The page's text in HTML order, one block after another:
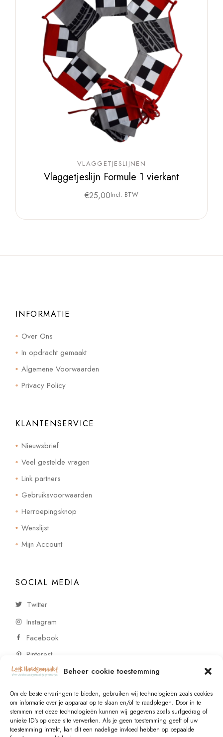
Beheer cookie toestemming
Om de beste ervaringen te bieden, gebruiken wij technologieën zoals cookies
om informatie over je apparaat op te slaan en/of te raadplegen. Door in te
stemmen met deze technologieën kunnen wij gegevens zoals surfgedrag of
unieke ID's op deze site verwerken. Als je geen toestemming geeft of uw
toestemming intrekt, kan dit een nadelige invloed hebben op bepaalde
VLAGGETJESLIJNEN
Vlaggetjeslijn Formule 1 vierkant
€25,00Incl. BTW
INFORMATIE
Over Ons
In opdracht gemaakt
Algemene Voorwaarden
Privacy Policy
KLANTENSERVICE
Nieuwsbrief
Veel gestelde vragen
Link partners
Gebruiksvoorwaarden
Herroepingsknop
Wenslijst
Mijn Account
SOCIAL MEDIA
Twitter
Instagram
Facebook
Pinterest
CONTACT
Vragen of wensen? Neem contact op!
+31 (0)6 229 021 29